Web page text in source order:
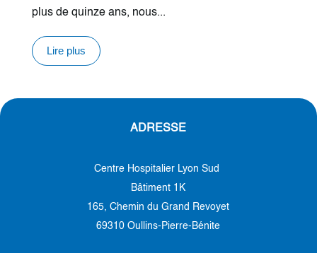
plus de quinze ans, nous...
Lire plus
ADRESSE
Centre Hospitalier Lyon Sud
Bâtiment 1K
165, Chemin du Grand Revoyet
69310 Oullins-Pierre-Bénite